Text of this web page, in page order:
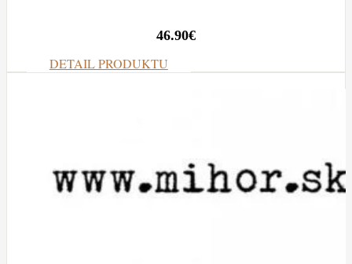
46.90€
DETAIL PRODUKTU